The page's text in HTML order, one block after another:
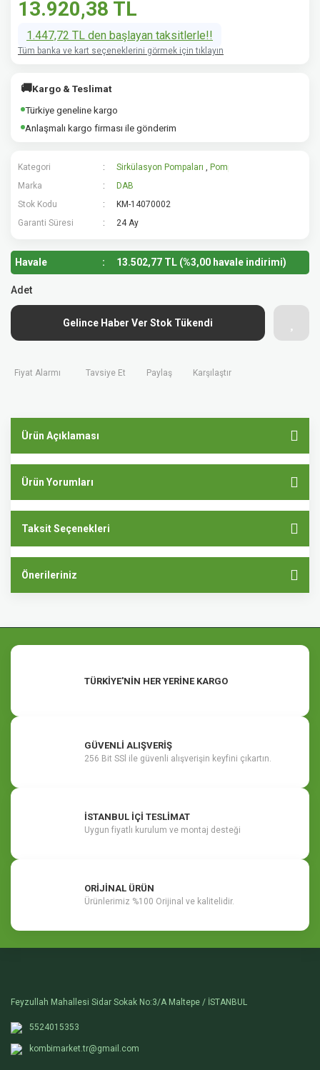
13.920,38 TL
1.447,72 TL den başlayan taksitlerle!!
Tüm banka ve kart seçeneklerini görmek için tıklayın
🚚Kargo & Teslimat
Türkiye geneline kargo
Anlaşmalı kargo firması ile gönderim
Kategori Sirkülasyon Pompaları , Pompalar
Marka
DAB
Stok Kodu
KM-14070002
Garanti Süresi
24 Ay
Havale 13.502,77 TL (%3,00 havale indirimi)
Adet
Gelince Haber Ver Stok Tükendi
Fiyat Alarmı Tavsiye Et Paylaş Karşılaştır
Ürün Açıklaması
Ürün Yorumları
Taksit Seçenekleri
Önerileriniz
TÜRKİYE'NİN HER YERİNE KARGO
GÜVENLİ ALIŞVERİŞ
256 Bit SSl ile güvenli alışverişin keyfini çıkartın.
İSTANBUL İÇİ TESLİMAT
Uygun fiyatlı kurulum ve montaj desteği
ORİJİNAL ÜRÜN
Ürünlerimiz %100 Orijinal ve kalitelidir.
Feyzullah Mahallesi Sidar Sokak No:3/A Maltepe / İSTANBUL
5524015353
kombimarket.tr@gmail.com